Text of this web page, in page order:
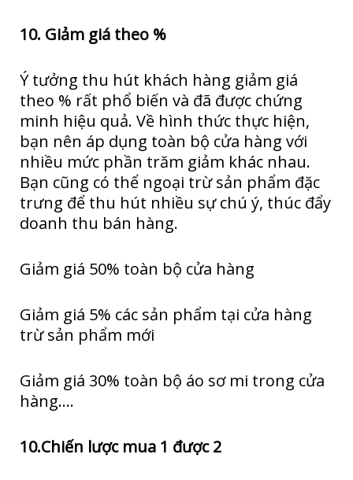
10. Giảm giá theo %
Ý tưởng thu hút khách hàng giảm giá
theo % rất phổ biến và đã được chứng
minh hiệu quả. Về hình thức thực hiện,
bạn nên áp dụng toàn bộ cửa hàng với
nhiều mức phần trăm giảm khác nhau.
Bạn cũng có thể ngoại trừ sản phẩm đặc
trưng để thu hút nhiều sự chú ý, thúc đẩy
doanh thu bán hàng.
Giảm giá 50% toàn bộ cửa hàng
Giảm giá 5% các sản phẩm tại cửa hàng
trừ sản phẩm mới
Giảm giá 30% toàn bộ áo sơ mi trong cửa
hàng….
10.Chiến lược mua 1 được 2